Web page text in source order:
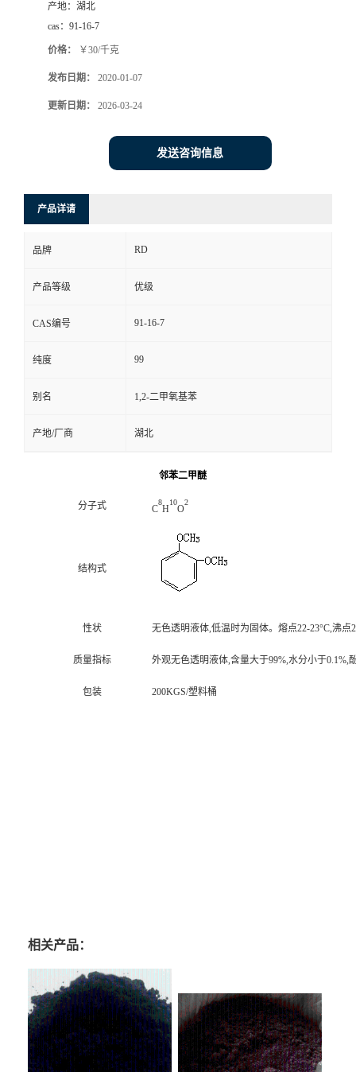
产地： 湖北
cas： 91-16-7
价格： ￥30/千克
发布日期： 2020-01-07
更新日期： 2026-03-24
发送咨询信息
产品详请
品牌 RD
产品等级 优级
CAS编号 91-16-7
纯度 99
别名 1,2-二甲氧基苯
产地/厂商 湖北
邻苯二甲醚
分子式 C
8
H
10
O
2
结构式
性状 无色透明液体,低温时为固体。熔点22-23°C,沸
质量指标 外观无色透明液体,含量大于99%,水分小于0.1%,
包装 200KGS/塑料桶
相关产品：